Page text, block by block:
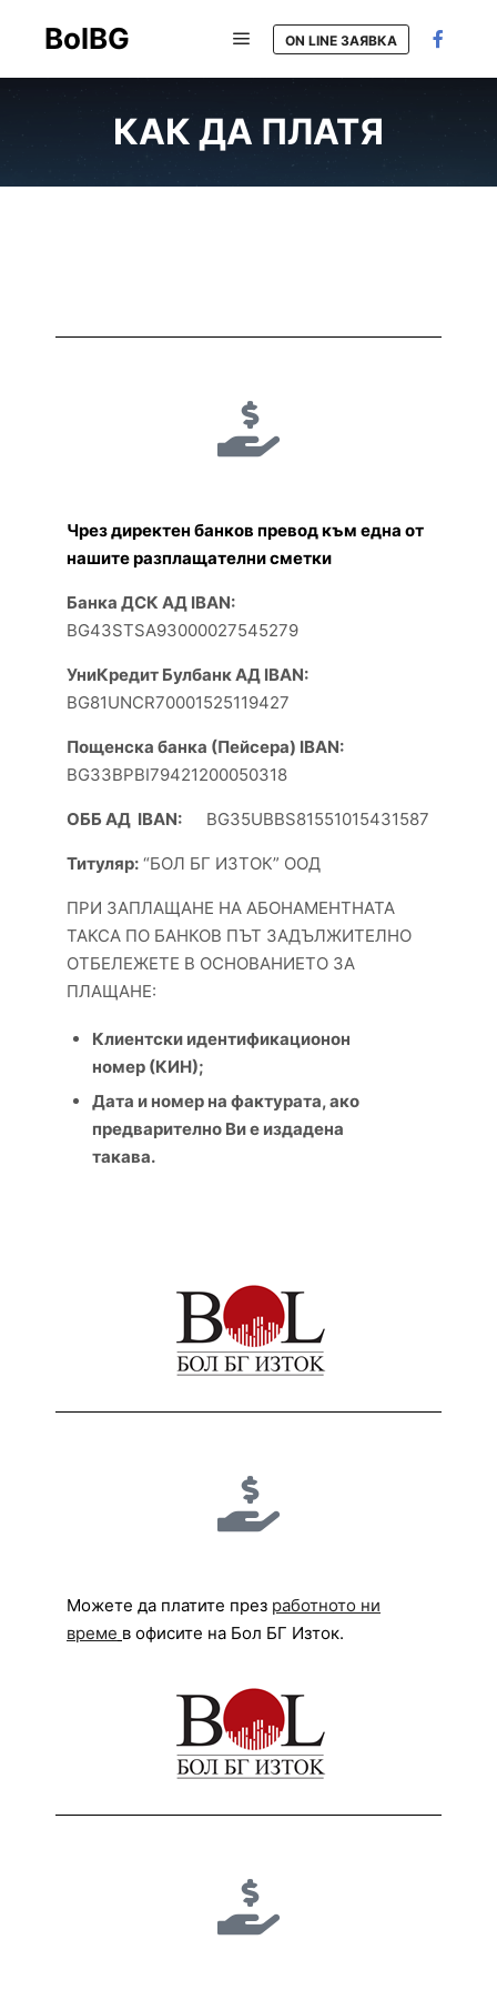
BolBG ON LINE ЗАЯВКА
КАК ДА ПЛАТЯ
Чрез директен банков превод към една от
нашите разплащателни сметки
Банка ДСК АД IBAN:
BG43STSA93000027545279
УниКредит Булбанк АД IBAN:
BG81UNCR70001525119427
Пощенска банка (Пейсера) IBAN:
BG33BPBI79421200050318
ОББ АД IBAN: BG35UBBS81551015431587
Титуляр: “БОЛ БГ ИЗТОК” ООД
ПРИ ЗАПЛАЩАНЕ НА АБОНАМЕНТНАТА
ТАКСА ПО БАНКОВ ПЪТ ЗАДЪЛЖИТЕЛНО
ОТБЕЛЕЖЕТЕ В ОСНОВАНИЕТО ЗА
ПЛАЩАНЕ:
Клиентски идентификационон
номер (КИН);
Дата и номер на фактурата, ако
предварително Ви е издадена
такава.
Можете да платите през работното ни
време в офисите на Бол БГ Изток.